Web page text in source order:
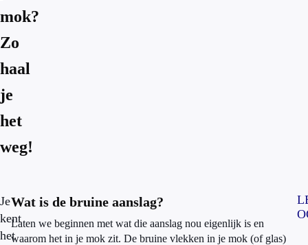
mok?
Zo
haal
je
het
weg!
Je
kent
het
Wat is de bruine aanslag?
Laten we beginnen met wat die aanslag nou eigenlijk is en
waarom het in je mok zit. De bruine vlekken in je mok (of glas)